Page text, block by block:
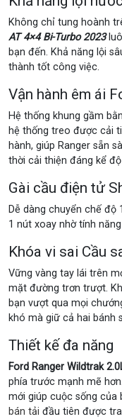
Không chỉ tung hoành
AT 4×4 Bi-Turbo 2023
bạn đến. Khả năng lội
thành tốt công việc.
Vận hành êm ái
Hệ thống khung gầm
hệ thống treo được cải
hành, giúp Ranger sẵn
thời cải thiện đáng kể
Gài cầu điện tử
Dễ dàng chuyển chế độ
1 nút xoay nhờ tính
Khóa vi sai Cầu
Vững vàng tay lái trên
mặt đường trơn trượt.
bạn vượt qua mọi
khó mà giữ cả hai bánh
Thiết kế đa năng
Ford Ranger Wildtrak
phía trước mạnh mẽ
mới giúp cuộc sống của
bán tải đầu tiên được